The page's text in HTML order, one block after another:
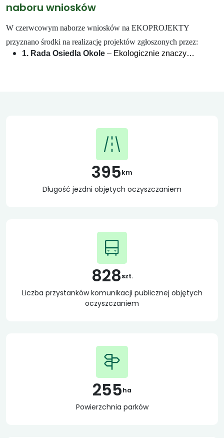
naboru wniosków
W czerwcowym naborze wniosków na EKOPROJEKTY
przyznano środki na realizację projektów zgłoszonych przez:
1. Rada Osiedla Okole – Ekologicznie znaczy…
395km
Długość jezdni objętych oczyszczaniem
828szt.
Liczba przystanków komunikacji publicznej objętych
oczyszczaniem
255ha
Powierzchnia parków